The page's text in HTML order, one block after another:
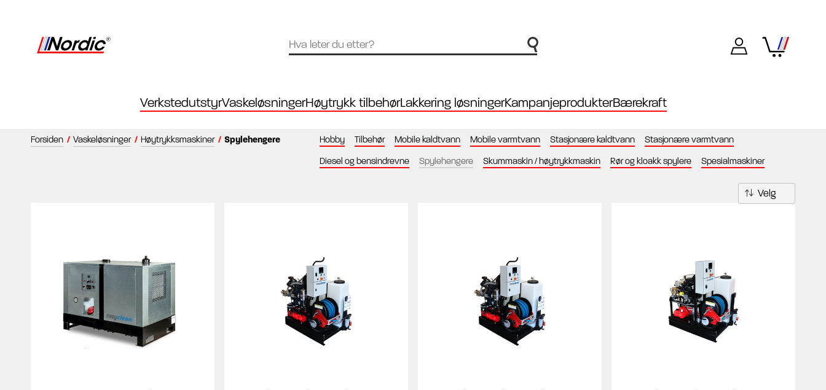
VerkstedutstyrVaskeløsningerHøytrykk tilbehørLakkering løsningerKampanjeprodukterBærekraft
Forsiden / Vaskeløsninger / Høytrykksmaskiner / Spylehengere Hobby Tilbehør Mobile kaldtvann Mobile varmtvann Stasjonære kaldtvann Stasjonære varmtvann
Diesel og bensindrevne Spylehengere Skummaskin / høytrykkmaskin Rør og kloakk spylere Spesialmaskiner